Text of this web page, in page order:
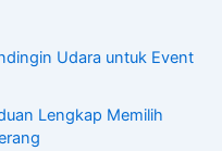
Udara untuk Event
Lengkap Memilih